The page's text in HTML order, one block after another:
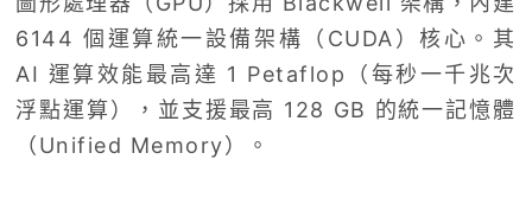
6144 個運算統一設備架構（CUDA）核心。其
AI 運算效能最高達 1 Petaflop（每秒一千兆次
浮點運算），並支援最高 128 GB 的統一記憶體
（Unified Memory）。